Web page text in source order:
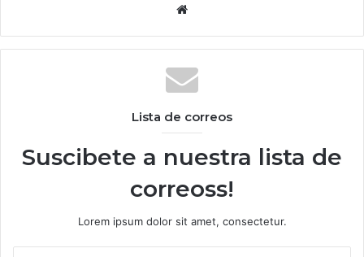
Website
Lista de correos
Suscibete a nuestra lista de
correoss!
Lorem ipsum dolor sit amet, consectetur.